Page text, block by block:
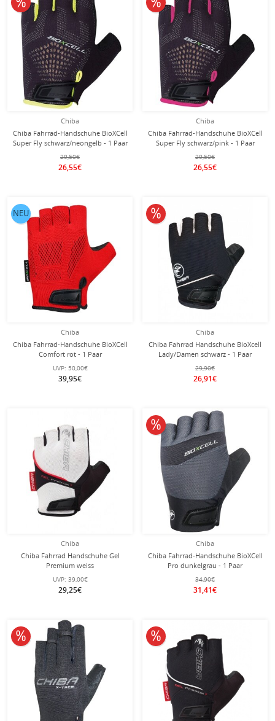
Chiba
Chiba Fahrrad-Handschuhe BioXCell
Super Fly schwarz/neongelb - 1 Paar
29,50€
26,55€
Chiba
Chiba Fahrrad-Handschuhe BioXCell
Super Fly schwarz/pink - 1 Paar
29,50€
26,55€
Chiba
Chiba Fahrrad-Handschuhe BioXCell
Comfort rot - 1 Paar
UVP: 50,00€
39,95€
NEU
Chiba
Chiba Fahrrad Handschuhe BioXcell
Lady/Damen schwarz - 1 Paar
29,90€
26,91€
10% reduziert
Chiba
Chiba Fahrrad Handschuhe Gel
Premium weiss
UVP: 39,00€
29,25€
Chiba
Chiba Fahrrad-Handschuhe BioXCell
Pro dunkelgrau - 1 Paar
34,90€
31,41€
10% reduziert
10% reduziert 10% reduziert